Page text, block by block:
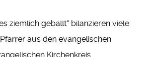
ziemlich geballt“ bilanzieren viele
aus den evangelischen
Kirchenkreis